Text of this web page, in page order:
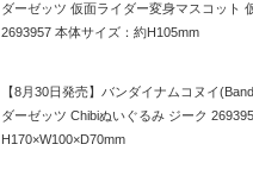
ダーゼッツ 仮面ライダー変身マスコット
2693957 本体サイズ：約H105mm
【8月30日発売】バンダイナムコヌイ
ダーゼッツ Chibiぬいぐるみ ジーク
H170×W100×D70mm